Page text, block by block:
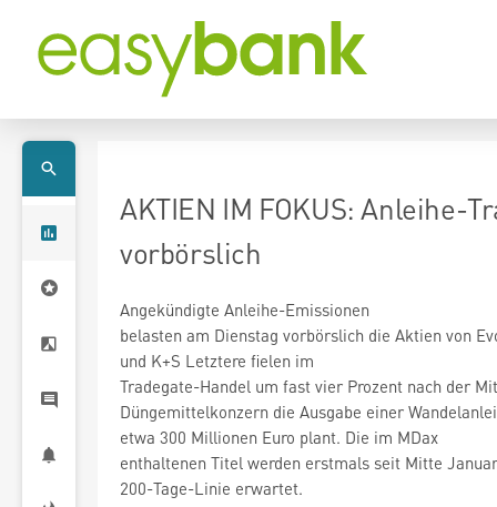
AKTIEN IM FOKUS: Anleihe-
vorbörslich
Angekündigte Anleihe-Emissionen
und K+S Letztere fielen im
Tradegate-Handel um fast vier Prozent nach der
Düngemittelkonzern die Ausgabe einer
etwa 300 Millionen Euro plant. Die im MDax
enthaltenen Titel werden erstmals seit Mitte
200-Tage-Linie erwartet.